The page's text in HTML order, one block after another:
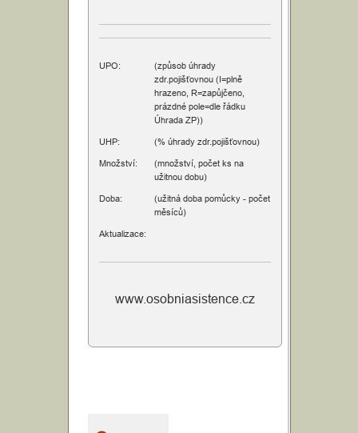
UPO:
(způsob úhrady
zdr.pojišťovnou (I=plně
hrazeno, R=zapůjčeno,
prázdné pole=dle řádku
Úhrada ZP))
UHP:
(% úhrady zdr.pojišťovnou)
Množství:
(množství, počet ks na
užitnou dobu)
Doba:
(užitná doba pomůcky - počet
měsíců)
Aktualizace:
www.osobniasistence.cz